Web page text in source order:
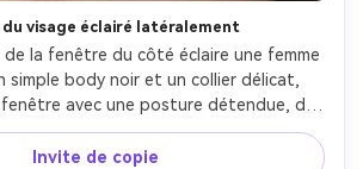
du visage éclairé latéralement
de la fenêtre du côté éclaire une femme
simple body noir et un collier délicat,
avec une posture détendue, des
Sony A7R IV, 85mm f/1.4, portrait serré
humeur intime calme, texture de
Invite de copie